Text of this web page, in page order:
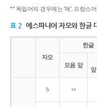
** 독일어의 경우에는 '에', 프랑스
표 2 에스파냐어 자모와 한글
자모
한글
모음 앞
b ㅂ